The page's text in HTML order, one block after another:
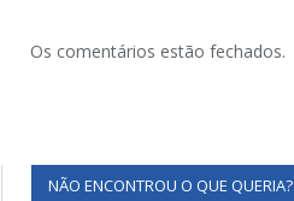
Os comentários estão fechados.
NÃO ENCONTROU O QUE QUERIA?